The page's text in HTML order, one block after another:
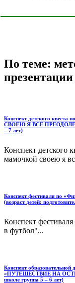
По теме:
Конспект детского
СВОЕЮ Я ВСЕ ПРЕОДОЛЕЮ»
– 7 лет)
Конспект детского
мамочкой своею я
Конспект фестиваля по
(возраст детей:
Конспект
в футбол"...
Конспект образовательной
«ПУТЕШЕСТВИЕ НА
школе группа 5 – 6 лет)